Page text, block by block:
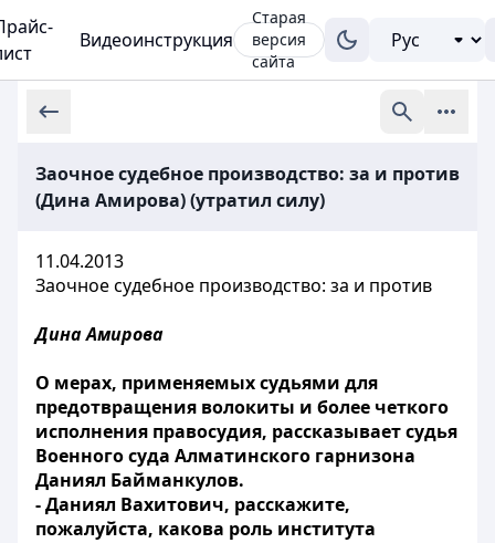
Видеоинструкция
Старая
версия
сайта
Заочное судебное производство: за и против
(Дина Амирова) (утратил силу)
11.04.2013
Заочное судебное производство: за и против
Дина Амирова
О мерах, применяемых судьями для
предотвращения волокиты и более четкого
исполнения правосудия, рассказывает судья
Военного суда Алматинского гарнизона
Даниял Байманкулов.
- Даниял Вахитович, расскажите,
пожалуйста, какова роль института